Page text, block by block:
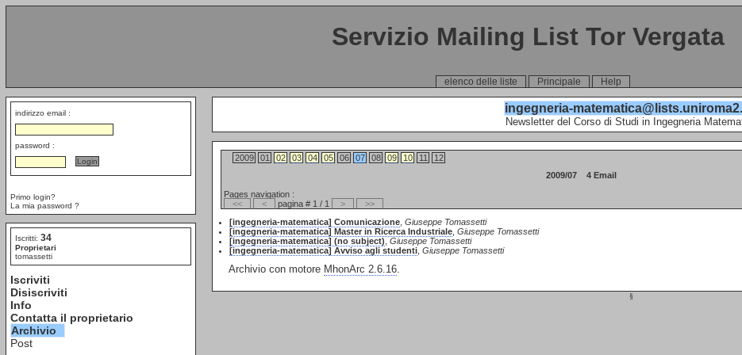
Servizio Mailing List Tor Vergata
elenco delle liste Principale Help
indirizzo email :
password :
Primo login?
La mia password ?
Iscritti: 34
Proprietari
tomassetti
Iscriviti
Disiscriviti
Info
Contatta il proprietario
Archivio
Post
ingegneria-
Newsletter del Corso di Studi in Ingegneria
2009 01 02 03 04 05 06 07 08 09 10 11
12
2009/07 4 Email
Pages navigation :
<< < pagina # 1 / 1 >
>>
[ingegneria-matematica] Comunicazione Giuseppe Tomassetti
[ingegneria-matematica] Master in Ricerca Industriale Giuseppe Tomassetti
[ingegneria-matematica] (no subject) Giuseppe Tomassetti
[ingegneria-matematica] Avviso agli studenti Giuseppe Tomassetti
Archivio con motore MhonArc 2.6.16.
§